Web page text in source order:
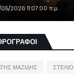
2026 11:07:00 π.μ.
ΜΑΖΙΔΗΣ